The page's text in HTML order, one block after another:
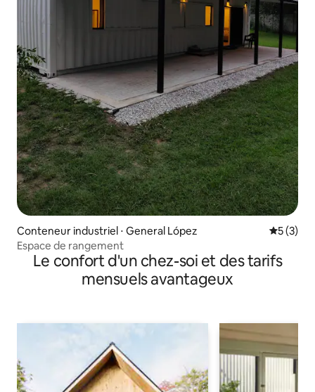
Conteneur industriel ⋅ General López
5 (3)
Espace de rangement
Le confort d'un chez-soi et des tarifs
mensuels avantageux